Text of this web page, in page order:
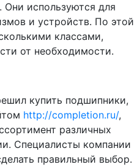
Они используются для
и устройств. По этой
классами,
от необходимости.
купить подшипники,
http://completion.ru/,
различных
Специалисты компании
правильный выбор.